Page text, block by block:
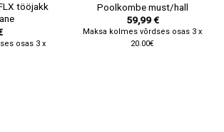
tööjakk
osas 3 x
Poolkombe must/hall
59,99€
Maksa kolmes võrdses osas 3 x
20.00€